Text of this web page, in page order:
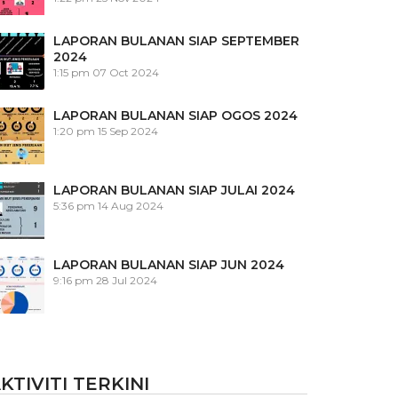
LAPORAN BULANAN SIAP SEPTEMBER
2024
1:15 pm 07 Oct 2024
LAPORAN BULANAN SIAP OGOS 2024
1:20 pm 15 Sep 2024
LAPORAN BULANAN SIAP JULAI 2024
5:36 pm 14 Aug 2024
LAPORAN BULANAN SIAP JUN 2024
9:16 pm 28 Jul 2024
TERKINI